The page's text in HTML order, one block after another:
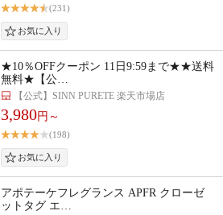
(231)
★10％OFFクーポン 11日9:59まで★★送料
無料★【公…
【公式】SINN PURETE 楽天市場店
3,980円～
(198)
アポテーケフレグランス APFR クローゼ
ットタグ エ…